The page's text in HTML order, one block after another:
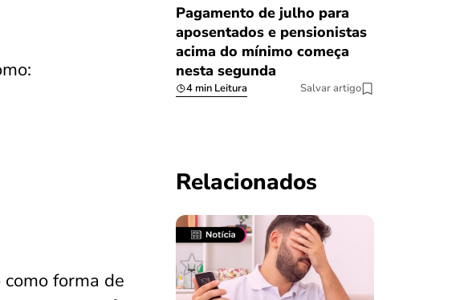
forma de
Pagamento de julho para
aposentados e pensionistas
acima do mínimo começa
nesta segunda
4 min Leitura Salvar artigo
Relacionados